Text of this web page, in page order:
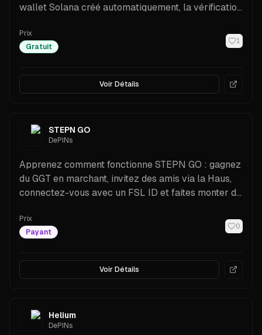
wallet Solana créé automatiquement, la vérification
surveillance distribuée de l’uptime et les données
web. Voir les fonctionnalités, les coûts et les étapes
Prix
Gratuit
1
Voir Détails
STEPN GO
DePINs
Apprenez comment fonctionne STEPN GO : gagnez
du GGT en marchant, invitez des amis via la Haus,
connectez-vous avec un FSL ID et faites monter de
débutants avec fonctionnalités, coûts, conseils et
FAQ.
Prix
Payant
0
Voir Détails
Helium
DePINs